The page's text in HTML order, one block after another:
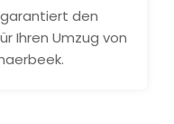
den
Ihren Umzug von